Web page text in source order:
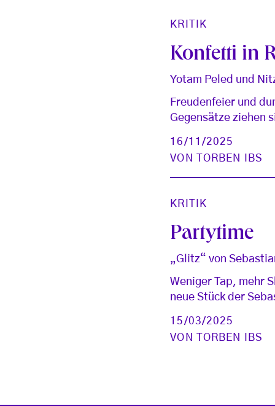
KRITIK
Konfetti in
Yotam Peled und
Freudenfeier und
Gegensätze ziehen
16/11/2025
VON
TORBEN IBS
KRITIK
Partytime
„Glitz“ von
Weniger Tap, mehr
neue Stück der
15/03/2025
VON
TORBEN IBS